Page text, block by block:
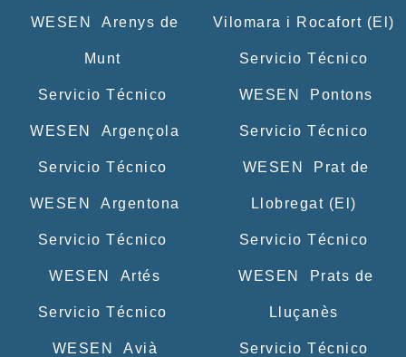
WESEN Arenys de
Munt
Servicio Técnico
WESEN Argençola
Servicio Técnico
WESEN Argentona
Servicio Técnico
WESEN Artés
Servicio Técnico
WESEN Avià
Vilomara i Rocafort (El)
Servicio Técnico
WESEN Pontons
Servicio Técnico
WESEN Prat de
Llobregat (El)
Servicio Técnico
WESEN Prats de
Lluçanès
Servicio Técnico